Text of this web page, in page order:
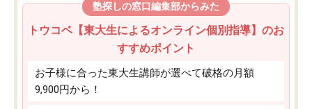
塾探しの窓口編集部からみた
トウコベ【東大生によるオンライン個別指導】のお
すすめポイント
お子様に合った東大生講師が選べて破格の月額
9,900円から！